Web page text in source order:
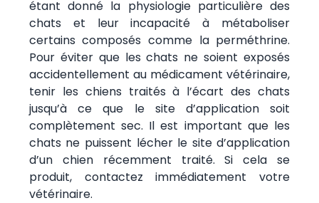
étant donné la physiologie particulière des
chats et leur incapacité à métaboliser
certains composés comme la perméthrine.
Pour éviter que les chats ne soient exposés
accidentellement au médicament vétérinaire,
tenir les chiens traités à l’écart des chats
jusqu’à ce que le site d’application soit
complètement sec. Il est important que les
chats ne puissent lécher le site d’application
d’un chien récemment traité. Si cela se
produit, contactez immédiatement votre
vétérinaire.